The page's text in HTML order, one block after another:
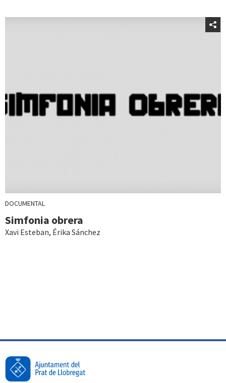
DOCUMENTAL
Simfonia obrera
Xavi Esteban, Érika Sánchez